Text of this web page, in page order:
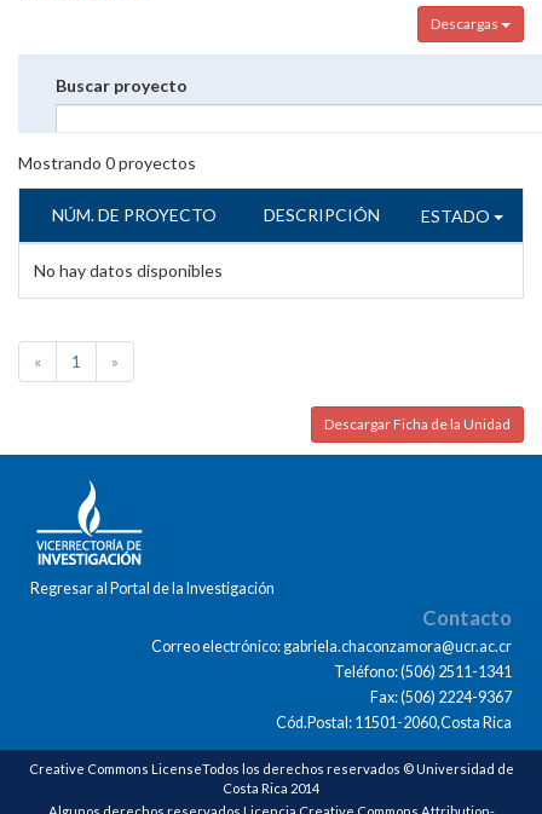
Descargas
Buscar proyecto
Mostrando 0proyectos
NÚM. DE PROYECTO DESCRIPCIÓN ESTADO
No hay datos disponibles
« 1 »
Descargar Ficha de la Unidad
Regresar al Portal de la Investigación
Contacto
Correo electrónico: gabriela.chaconzamora@ucr.ac.cr
Teléfono: (506) 2511-1341
Fax: (506) 2224-9367
Cód.Postal: 11501-2060,Costa Rica
Creative Commons LicenseTodos los derechos reservados © Universidad de
Costa Rica 2014